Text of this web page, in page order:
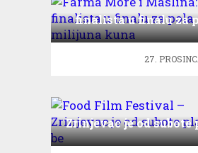
Farma More i
finalista u finalu za
milijuna kuna
27.
Food Film Festival
Zrinjevac je od subote
to be